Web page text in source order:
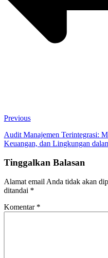
Previous
Audit Manajemen Terintegrasi:
Keuangan, dan Lingkungan
Tinggalkan Balasan
Alamat email Anda tidak akan
ditandai *
Komentar *